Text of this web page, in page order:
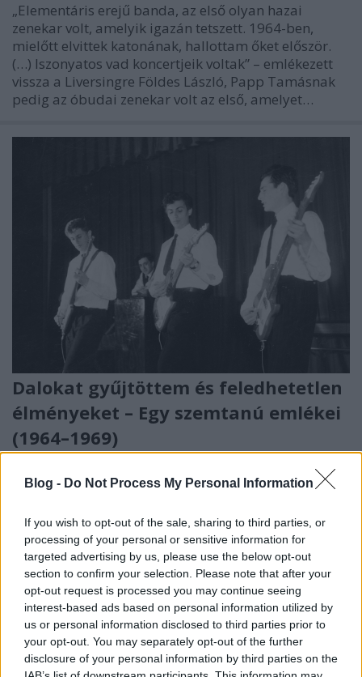
Blog - Do Not Process My Personal Information
If you wish to opt-out of the sale, sharing to third parties, or
processing of your personal or sensitive information for
targeted advertising by us, please use the below opt-out
section to confirm your selection. Please note that after your
opt-out request is processed you may continue seeing
interest-based ads based on personal information utilized by
us or personal information disclosed to third parties prior to
your opt-out. You may separately opt-out of the further
disclosure of your personal information by third parties on the
„Elementáris erejű banda, az első olyan hazai
zenekar volt, amelyik igazán tetszett. 1964-ben,
mielőtt elvittek katonának, hallottam őket először.
(…) Iszonyatos vad koncertjeik voltak” – emlékezett
vissza a Liversingre Földes László, Papp Tamásnak
pedig az óbudai zenekar volt az első, amelyet…
Dalokat gyűjtöttem és feledhetetlen
élményeket – Egy szemtanú emlékei
(1964–1969)
divatba jövő beatzene rajongója. Gimnazistaként
egymást informáltuk az osztálytársakkal, újságokat
hoztunk, néhányukhoz – akinek már magnója volt –,
fel is mehettünk a tanítás után, és a meglehetősen
zavart Szabad Európa Rádió adásaiból levett
számokat…